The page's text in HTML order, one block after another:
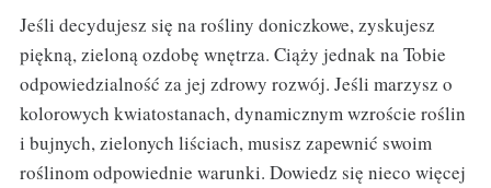
Jeśli decydujesz się na rośliny doniczkowe, zyskujesz
piękną, zieloną ozdobę wnętrza. Ciąży jednak na Tobie
odpowiedzialność za jej zdrowy rozwój. Jeśli marzysz o
kolorowych kwiatostanach, dynamicznym wzroście roślin
i bujnych, zielonych liściach, musisz zapewnić swoim
roślinom odpowiednie warunki. Dowiedz się nieco więcej